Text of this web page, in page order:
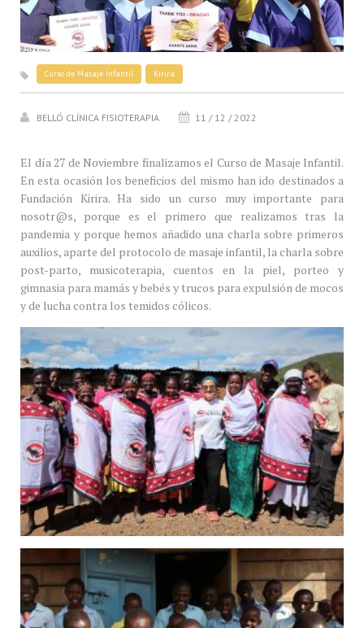
Curso de Masaje Infantil Kirira
BELLÓ CLÍNICA FISIOTERAPIA 11 / 12 / 2022
El día 27 de Noviembre finalizamos el Curso de Masaje Infantil.
En esta ocasión los beneficios del mismo han ido destinados a
Fundación Kirira. Ha sido un curso muy importante para
nosotr@s, porque es el primero que realizamos tras la
pandemia y porque hemos añadido una charla sobre primeros
auxilios, aparte del protocolo de masaje infantil, la charla sobre
post-parto, musicoterapia, cuentos en la piel, porteo y
gimnasia para mamás y bebés y trucos para expulsión de mocos
y de lucha contra los temidos cólicos.